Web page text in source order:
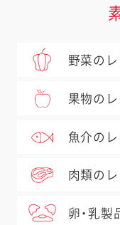
野菜の
果物の
魚介の
肉類の
卵・乳製